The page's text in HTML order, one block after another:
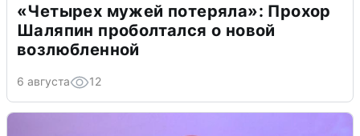
«Четырех мужей потеряла»: Прохор
Шаляпин проболтался о новой
возлюбленной
6 августа 12